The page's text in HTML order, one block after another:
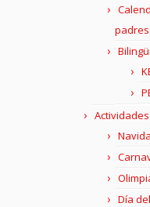
padres
Día